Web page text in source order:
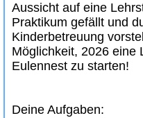
Aussicht auf eine
Praktikum gefällt und
Kinderbetreuung
Möglichkeit, 2026 eine
Eulennest zu starten!
Deine Aufgaben: